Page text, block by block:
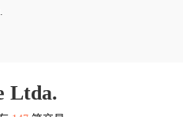
Ltda.